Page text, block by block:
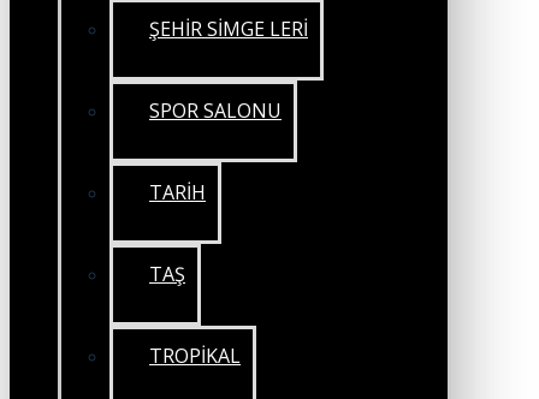
ŞEHİR SİMGE LERİ
SPOR SALONU
TARİH
TAŞ
TROPİKAL